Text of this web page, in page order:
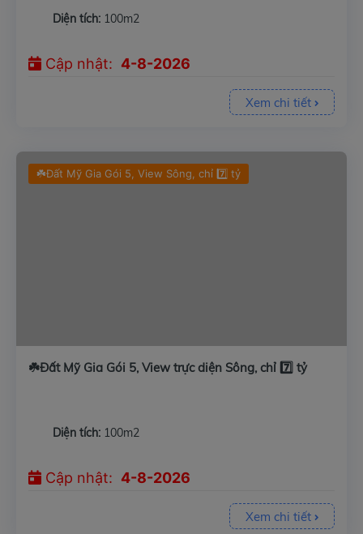
Diện tích: 100m2
Cập nhật: 4-8-2026
Xem chi tiết
☘️Đất Mỹ Gia Gói 5, View Sông, chỉ 7️⃣ tỷ
☘️Đất Mỹ Gia Gói 5, View trực diện Sông, chỉ 7️⃣ tỷ
Diện tích: 100m2
Cập nhật: 4-8-2026
Xem chi tiết